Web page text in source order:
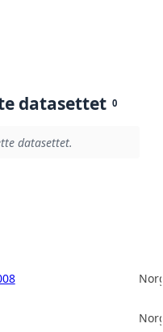
datasettet 0
datasettet.